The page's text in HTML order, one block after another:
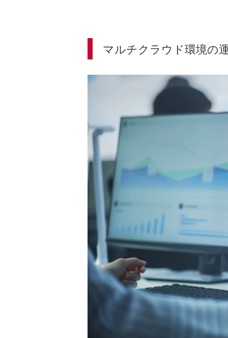
マルチクラウド環境の